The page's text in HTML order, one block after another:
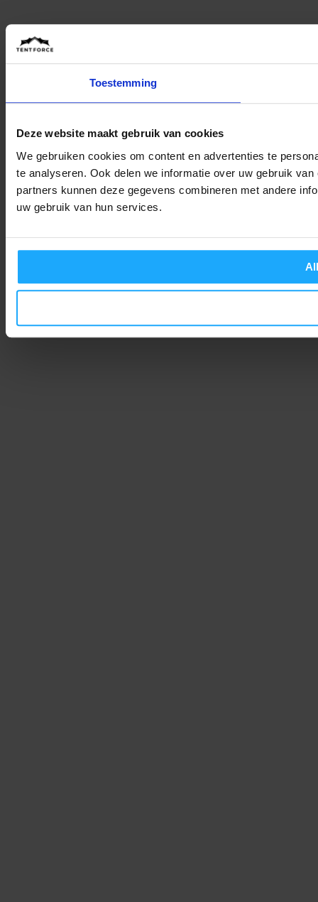
Toestemming
Deze website maakt gebruik van cookies
We gebruiken cookies om content en advertenties te
te analyseren. Ook delen we informatie over uw gebruik
partners kunnen deze gegevens combineren met andere
uw gebruik van hun services.